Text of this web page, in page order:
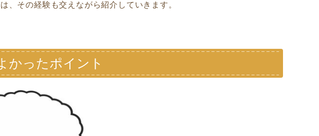
、その経験も交えながら紹介していきます。
かったポイント